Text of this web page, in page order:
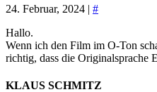
24. Februar, 2024 | #
Hallo.
Wenn ich den Film im O-Ton
richtig, dass die Originalsprache
KLAUS SCHMITZ